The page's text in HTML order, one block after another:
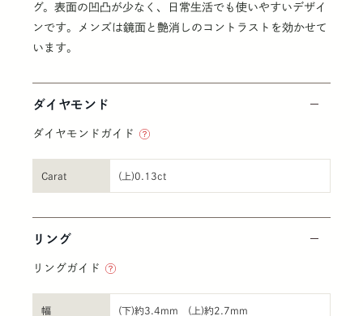
グ。表面の凹凸が少なく、日常生活でも使いやすいデザイ
ンです。メンズは鏡面と艶消しのコントラストを効かせて
います。
ダイヤモンド
ダイヤモンドガイド
Carat (上)0.13ct
リング
リングガイド
幅 (下)約3.4mm (上)約2.7mm